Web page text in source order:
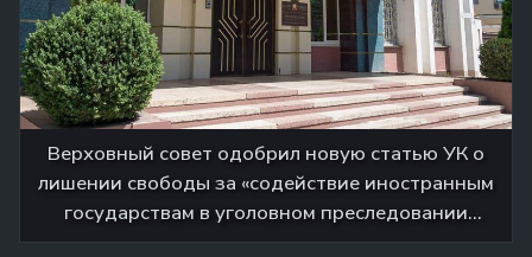
Верховный совет одобрил новую статью УК о
лишении свободы за «содействие иностранным
государствам в уголовном преследовании
должностных лиц» ПМР